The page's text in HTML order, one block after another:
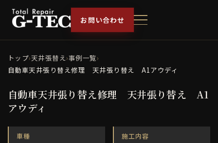
お問い合わせ
トップ›天井張替え›事例一覧›
自動車天井張り替え修理 天井張り替え A1アウディ
自動車天井張り替え修理 天井張り替え A1
アウディ
車種 施工内容